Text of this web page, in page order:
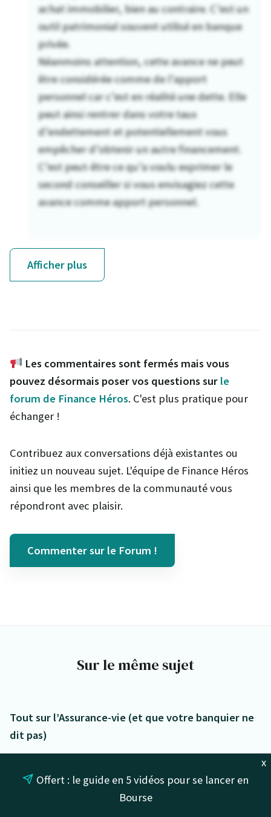
achat immobilier, bien au contraire. C’est un
outil patrimonial souvent utilisé en banque
privée.
Néanmoins attention, cette avance ne peut
être considérée comme de l’apport
personnel car c’est en réalité une dette. Elle
peut ainsi rentrer dans votre taux
d’endettement et potentiellement vous
empêcher d’obtenir un autre financement.
C’est peut-être ce qu’a voulu exprimer le
second conseiller si vous envisagiez cette
avance comme apport personnel.
Afficher plus
Les commentaires sont fermés mais vous
pouvez désormais poser vos questions sur le
forum de Finance Héros. C'est plus pratique pour
échanger !
Contribuez aux conversations déjà existantes ou
initiez un nouveau sujet. L'équipe de Finance Héros
ainsi que les membres de la communauté vous
répondront avec plaisir.
Commenter sur le Forum !
Sur le même sujet
Tout sur l’Assurance-vie (et que votre banquier ne
dit pas)
Meilleur fonds euro : comparatif & classement
2026
Unités de compte en assurance-vie : définition et
x
Offert : le guide en 5 vidéos pour se lancer en
Bourse